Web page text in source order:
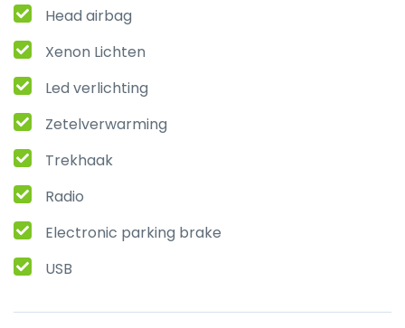
Head airbag
Xenon Lichten
Led verlichting
Zetelverwarming
Trekhaak
Radio
Electronic parking brake
USB